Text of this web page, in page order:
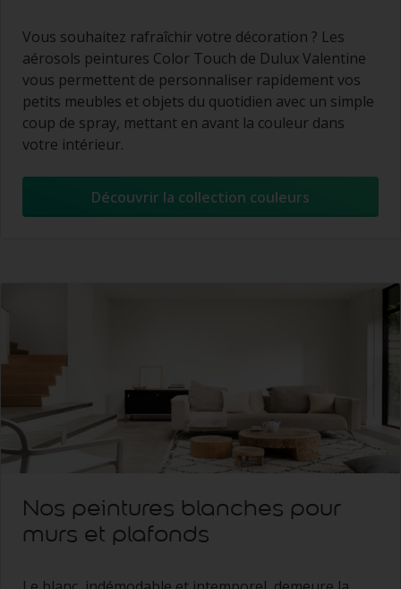
Vous souhaitez rafraîchir votre décoration ? Les
aérosols peintures Color Touch de Dulux Valentine
vous permettent de personnaliser rapidement vos
petits meubles et objets du quotidien avec un simple
coup de spray, mettant en avant la couleur dans
votre intérieur.
Découvrir la collection couleurs
Nos peintures blanches pour
murs et plafonds